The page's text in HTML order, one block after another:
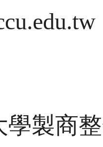
學製商